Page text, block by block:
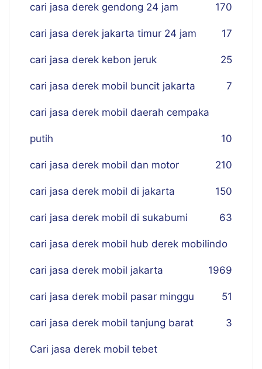
cari jasa derek gendong 24 jam 170
cari jasa derek jakarta timur 24 jam 17
cari jasa derek kebon jeruk 25
cari jasa derek mobil buncit jakarta 7
cari jasa derek mobil daerah cempaka
putih 10
cari jasa derek mobil dan motor 210
cari jasa derek mobil di jakarta 150
cari jasa derek mobil di sukabumi 63
cari jasa derek mobil hub derek mobilindo
69
cari jasa derek mobil jakarta 19
cari jasa derek mobil pasar minggu 51
cari jasa derek mobil tanjung barat 3
Cari jasa derek mobil tebet